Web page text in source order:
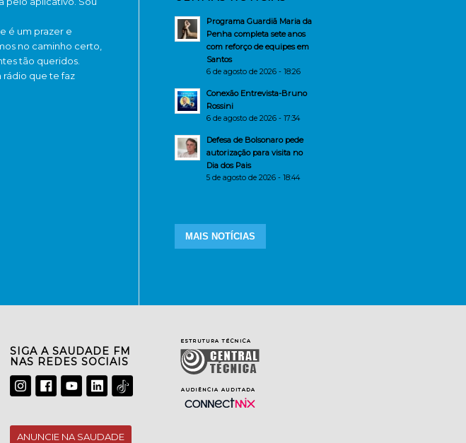
é um prazer e
no caminho certo,
tão queridos.
rádio que te faz
Programa Guardiã Maria da
Penha completa sete anos
com reforço de equipes em
Santos
6 de agosto de 2026 - 18:26
Conexão Entrevista-Bruno
Rossini
6 de agosto de 2026 - 17:34
Defesa de Bolsonaro pede
autorização para visita no
Dia dos Pais
5 de agosto de 2026 - 18:44
MAIS NOTÍCIAS
SIGA A SAUDADE FM
NAS REDES SOCIAIS
ANUNCIE NA SAUDADE